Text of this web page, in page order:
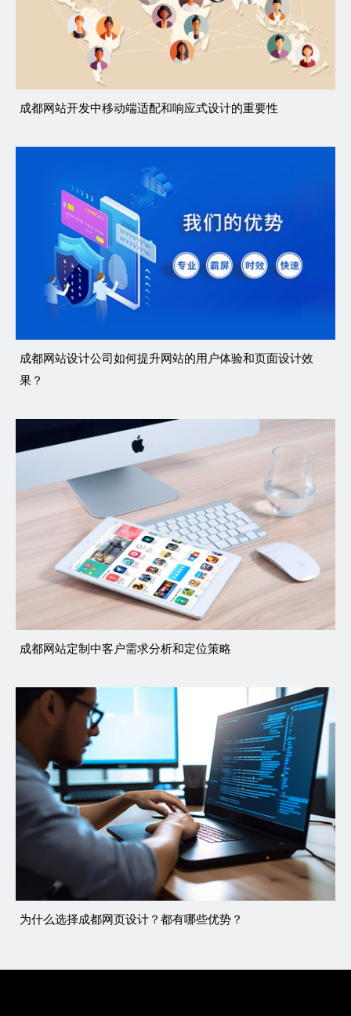
成都网站开发中移动端适配和响应式设计的重要性
成都网站设计公司如何提升网站的用户体验和页面设计效
果？
成都网站定制中客户需求分析和定位策略
为什么选择成都网页设计？都有哪些优势？